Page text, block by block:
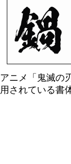
アニメ「鬼滅の
用されている書